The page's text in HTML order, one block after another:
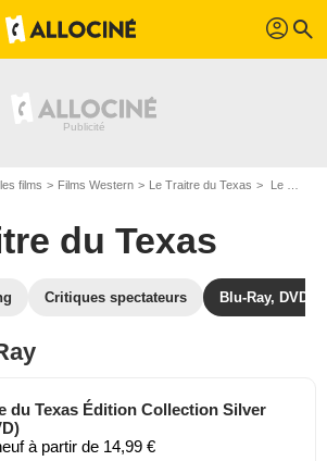
profil search
films Films Western Le Traitre du Texas Le Traitre du Texas en DVD Blu Ray
du Texas
Critiques spectateurs Blu-Ray, DVD
du Texas Édition Collection Silver
à partir de 14,99 €